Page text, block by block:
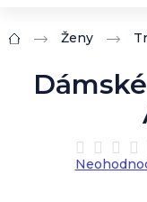
Domů Ženy
Průměrné
hodnocení